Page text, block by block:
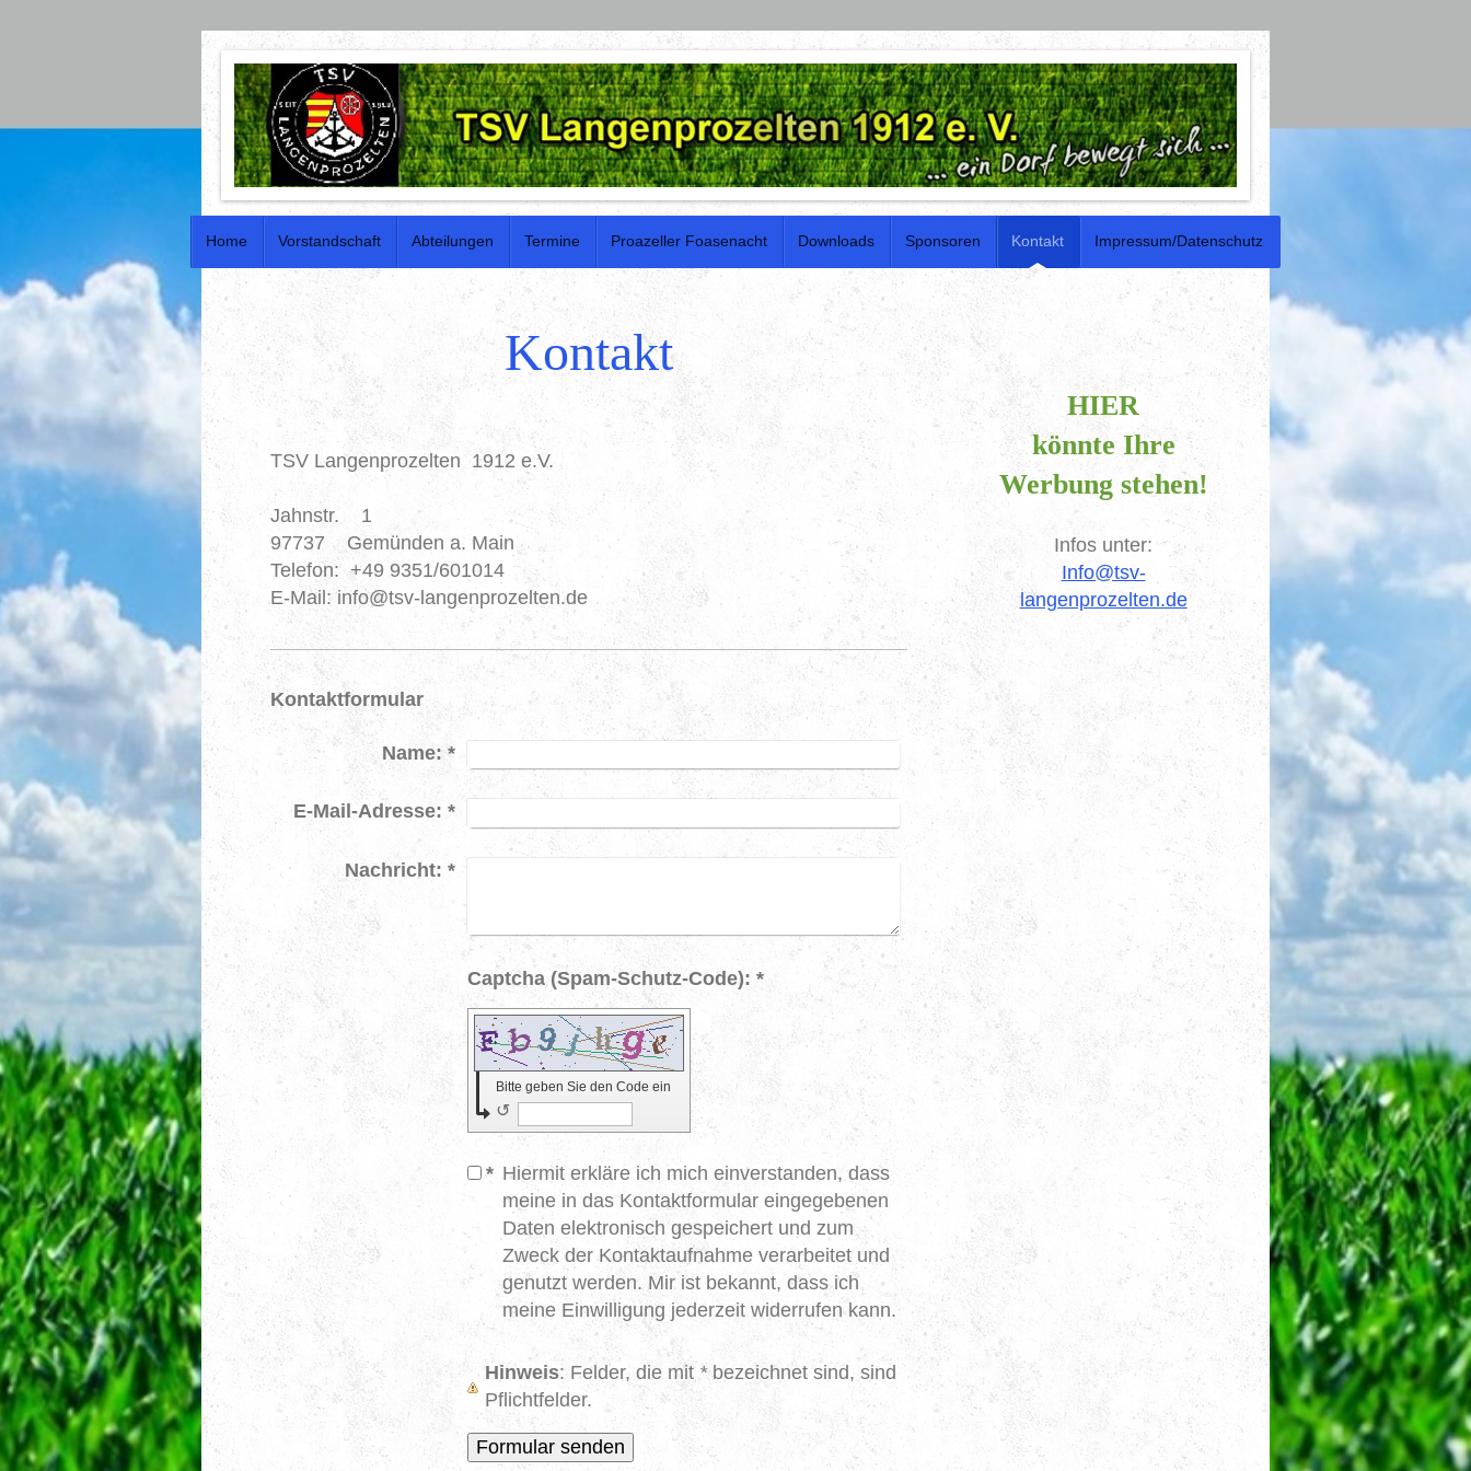
Home Vorstandschaft Abteilungen Termine Proazeller Foasenacht Downloads Sponsoren Kontakt Impressum/Datenschutz
Kontakt
TSV Langenprozelten 1912 e.V.
Jahnstr.
1
97737
Gemünden a. Main
Telefon: +49 9351/601014
E-Mail: info@tsv-langenprozelten.de
Kontaktformular
Name: *
E-Mail-Adresse: *
Nachricht: *
Captcha (Spam-Schutz-Code): *
Bitte geben Sie den Code ein
↺
* Hiermit erkläre ich mich einverstanden, dass
meine in das Kontaktformular eingegebenen
Daten elektronisch gespeichert und zum
Zweck der Kontaktaufnahme verarbeitet und
genutzt werden. Mir ist bekannt, dass ich
meine Einwilligung jederzeit widerrufen kann.
Hinweis : Felder, die mit *bezeichnet sind, sind
Pflichtfelder.
HIER
könnte Ihre
Werbung stehen!
Infos unter:
Info@tsv-
langenprozelten.de